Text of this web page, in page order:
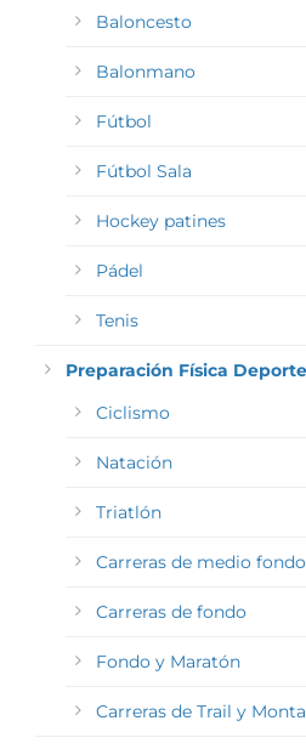
Baloncesto
Balonmano
Fútbol
Fútbol Sala
Hockey patines
Pádel
Tenis
Preparación Física
Ciclismo
Natación
Triatlón
Carreras de medio fondo
Carreras de fondo
Fondo y Maratón
Carreras de Trail y